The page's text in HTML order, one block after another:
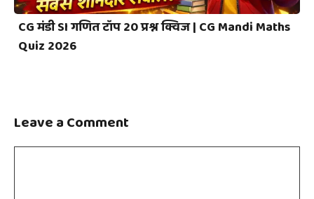
CG मंडी SI गणित टॉप 20 प्रश्न क्विज | CG Mandi Maths
Quiz 2026
Leave a Comment